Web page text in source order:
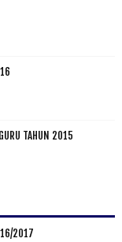
TAHUN 2015
2017